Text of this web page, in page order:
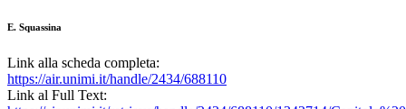
E. Squassina
Link alla scheda completa:
https://air.unimi.it/handle/2434/688110
Link al Full Text: